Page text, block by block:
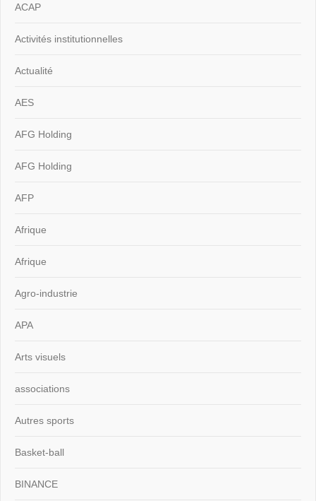
ACAP
Activités institutionnelles
Actualité
AES
AFG Holding
AFG Holding
AFP
Afrique
Afrique
Agro-industrie
APA
Arts visuels
associations
Autres sports
Basket-ball
BINANCE